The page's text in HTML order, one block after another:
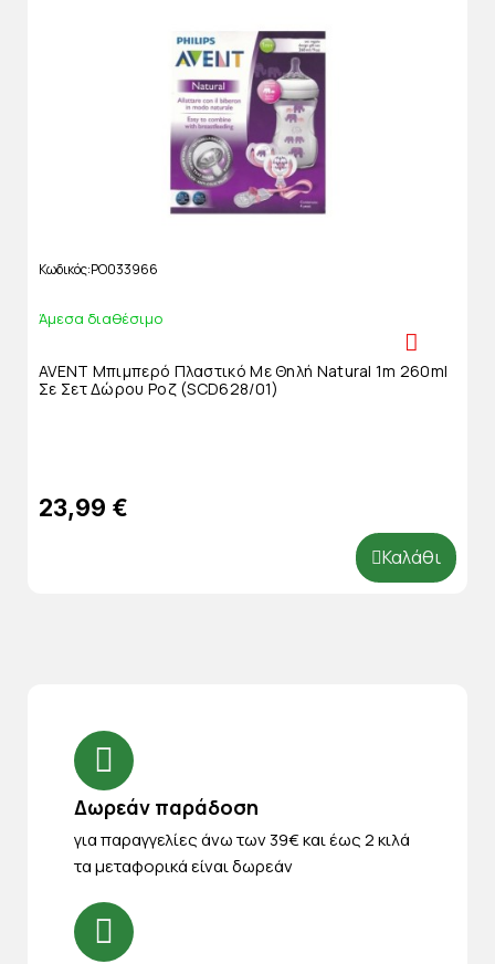
Κωδικός PO033966
Άμεσα διαθέσιμο
AVENT Μπιμπερό Πλαστικό Με Θηλή Natural 1m 260ml
Σε Σετ Δώρου Ροζ (SCD628/01)
23,99 €
Καλάθι
Δωρεάν παράδοση
για παραγγελίες άνω των 39€ και έως 2 κιλά
τα μεταφορικά είναι δωρεάν